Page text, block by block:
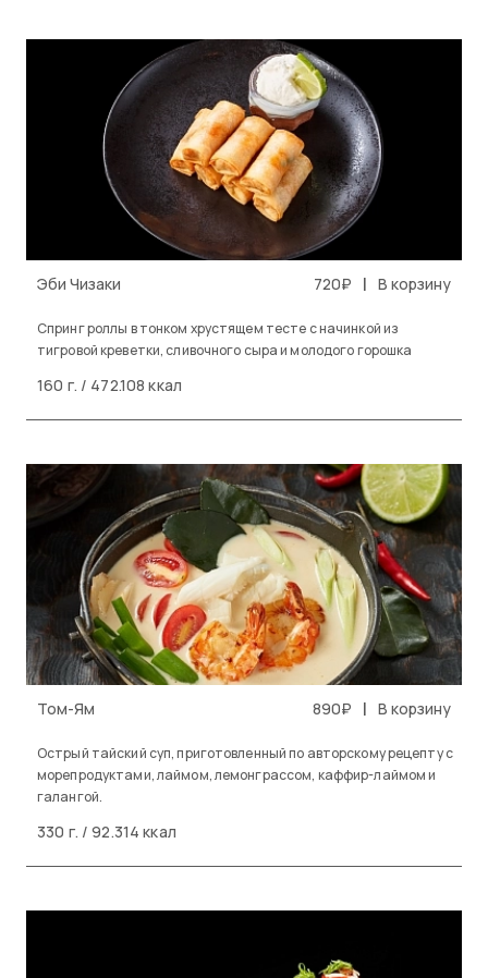
Эби Чизаки 720₽ | В корзину
Спринг роллы в тонком хрустящем тесте с начинкой из
тигровой креветки, сливочного сыра и молодого горошка
160 г. / 472.108 ккал
Том-Ям 890₽ | В корзину
Острый тайский суп, приготовленный по авторскому рецепту с
морепродуктами, лаймом, лемонграссом, каффир-лаймом и
галангой.
330 г. / 92.314 ккал